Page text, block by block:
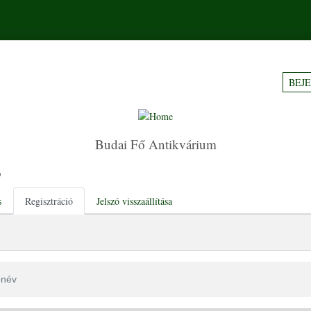
Budai Fő Antikvárium
Regisztráció Jelszó visszaállítása